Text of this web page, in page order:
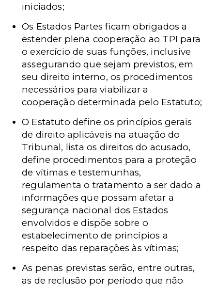
iniciados;
Os Estados Partes ficam obrigados a
estender plena cooperação ao TPI para
o exercício de suas funções, inclusive
assegurando que sejam previstos, em
seu direito interno, os procedimentos
necessários para viabilizar a
cooperação determinada pelo Estatuto;
O Estatuto define os princípios gerais
de direito aplicáveis na atuação do
Tribunal, lista os direitos do acusado,
define procedimentos para a proteção
de vítimas e testemunhas,
regulamenta o tratamento a ser dado a
informações que possam afetar a
segurança nacional dos Estados
envolvidos e dispõe sobre o
estabelecimento de princípios a
respeito das reparações às vítimas;
As penas previstas serão, entre outras,
as de reclusão por período que não